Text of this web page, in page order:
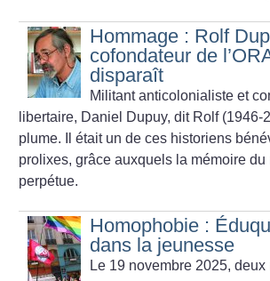
Hommage : Rolf
cofondateur de
disparaît
Militant anticolonialiste et
libertaire, Daniel Dupuy, dit Rolf (1946-
plume. Il était un de ces historiens
prolixes, grâce auxquels la mémoire du
perpétue.
Homophobie :
dans la jeunesse
Le 19 novembre 2025,